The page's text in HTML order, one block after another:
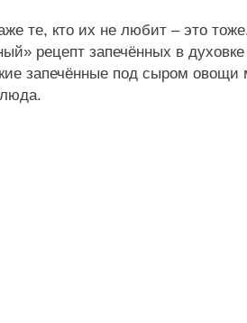
те, кто их не любит – это
рецепт запечённых в
запечённые под сыром овощи